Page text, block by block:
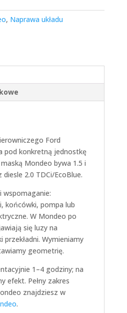
, Naprawa układu
Ford
pod konkretną jednostkę
Mondeo bywa 1.5 i
2.0 TDCi/EcoBlue.
wspomaganie:
końcówki, pompa lub
W Mondeo po
się luzy na
przekładni. Wymieniamy
geometrię.
1–4 godziny; na
efekt. Pełny zakres
znajdziesz w
.